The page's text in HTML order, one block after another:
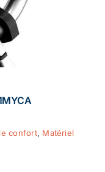
confort, Matériel